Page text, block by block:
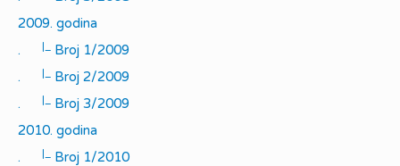
2009. godina
.
|_
Broj 1/2009
.
|_
Broj 2/2009
.
|_
Broj 3/2009
2010. godina
.
|_
Broj 1/2010